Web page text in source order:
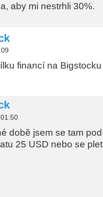
aby mi nestrhli 30%.
financí na
době jsem se tam
25 USD nebo se